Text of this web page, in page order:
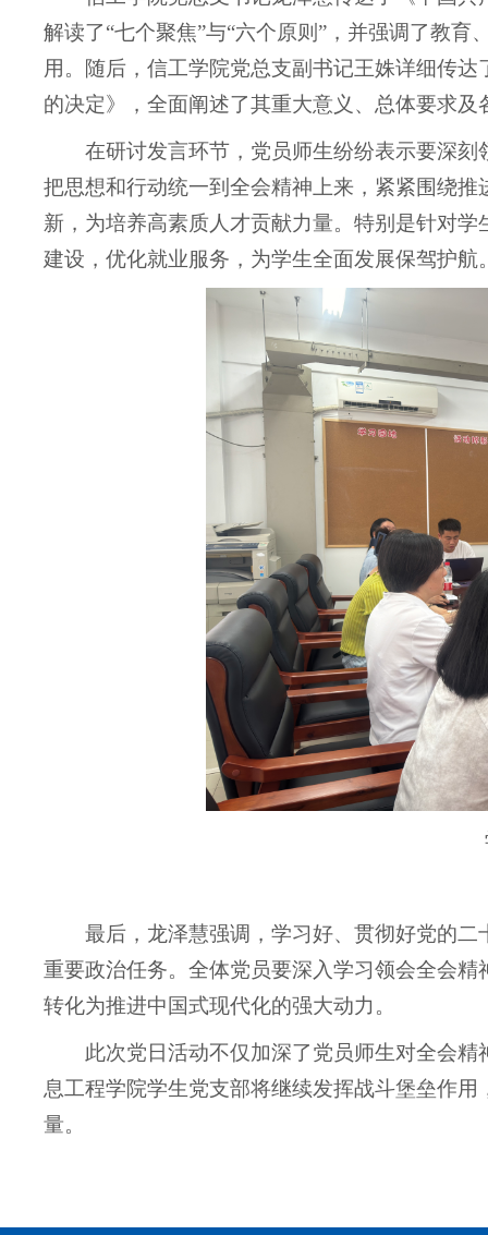
解读了“七个聚焦”与“六个原则”，并强调了教
用。随后， 信工学院党总支副书记王姝详细传达
的决定》， 全面阐述了其重大意义、总体要求及
在研讨发言环节，党员师生纷纷表示要深刻
把思想和行动统一到全会精神上来，紧紧围绕
新，为培养高素质人才贡献力量。特别是针对
建设，优化就业服务，为学生全面发展保驾护航
最后， 龙泽慧强调，学习好、贯彻好党的二
重要政治任务。全体党员要深入学习领会全会
转化为推进中国式现代化的强大动力。
此次党日活动不仅加深了党员师生对全会精
息工程学院学生党支部将继续发挥战斗堡垒作
量。